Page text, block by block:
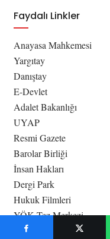
Faydalı Linkler
Anayasa Mahkemesi
Yargıtay
Danıştay
E-Devlet
Adalet Bakanlığı
UYAP
Resmi Gazete
Barolar Birliği
İnsan Hakları
Dergi Park
Hukuk Filmleri
YÖK Tez Merkezi